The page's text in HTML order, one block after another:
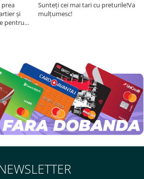
și
pentru
Sunteți cei mai tari cu preturile!Va
mulțumesc!